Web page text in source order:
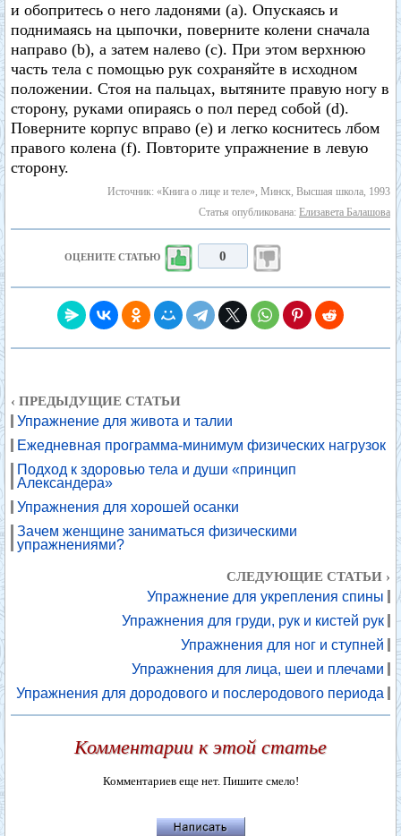
и обопритесь о него ладонями (а). Опускаясь и
поднимаясь на цыпочки, поверните колени сначала
направо (b), а затем налево (с). При этом верхнюю
часть тела с помощью рук сохраняйте в исходном
положении. Стоя на пальцах, вытяните правую ногу в
сторону, руками опираясь о пол перед собой (d).
Поверните корпус вправо (е) и легко коснитесь лбом
правого колена (f). Повторите упражнение в левую
сторону.
Источник: «Книга о лице и теле», Минск, Высшая школа, 1993
Статья опубликована: Елизавета Балашова
ОЦЕНИТЕ СТАТЬЮ 0
‹ ПРЕДЫДУЩИЕ СТАТЬИ
Упражнение для живота и талии
Ежедневная программа-минимум физических нагрузок
Подход к здоровью тела и души «принцип
Александера»
Упражнения для хорошей осанки
Зачем женщине заниматься физическими
упражнениями?
СЛЕДУЮЩИЕ СТАТЬИ ›
Упражнение для укрепления спины
Упражнения для груди, рук и кистей рук
Упражнения для ног и ступней
Упражнения для лица, шеи и плечами
Упражнения для дородового и послеродового периода
Комментарии к этой статье
Комментариев еще нет. Пишите смело!